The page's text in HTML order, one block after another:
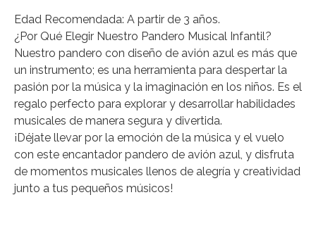
Edad Recomendada: A partir de 3 años.
¿Por Qué Elegir Nuestro Pandero Musical Infantil?
Nuestro pandero con diseño de avión azul es más que
un instrumento; es una herramienta para despertar la
pasión por la música y la imaginación en los niños. Es el
regalo perfecto para explorar y desarrollar habilidades
musicales de manera segura y divertida.
¡Déjate llevar por la emoción de la música y el vuelo
con este encantador pandero de avión azul, y disfruta
de momentos musicales llenos de alegría y creatividad
junto a tus pequeños músicos!